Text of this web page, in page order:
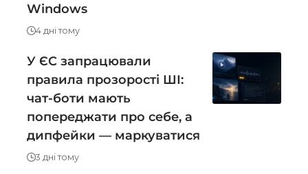
Windows
4 дні тому
У ЄС запрацювали
правила прозорості ШІ:
чат-боти мають
попереджати про себе, а
дипфейки — маркуватися
3 дні тому